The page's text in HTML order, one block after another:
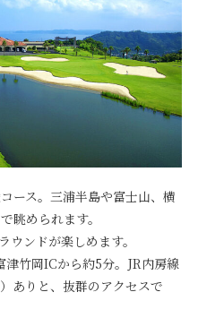
ース。三浦半島や富士山、横
眺められます。
ウンドが楽しめます。
津竹岡ICから約5分。JR内房線
ありと、抜群のアクセスで